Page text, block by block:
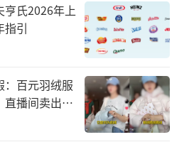
干扰，都有可能造成长期
疑声中，始祖鸟和蔡国强
》相关的所有视频，并向
氏2026年上
指引
百元羽绒服
直播间卖出超